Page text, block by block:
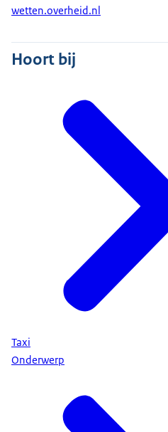
wetten.overheid.nl
Hoort bij
Taxi
Onderwerp